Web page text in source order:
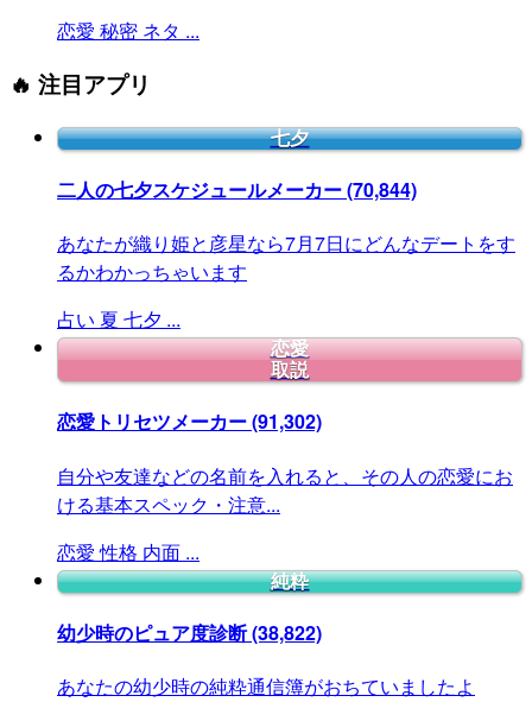
恋愛 秘密 ネタ ...
🔥 注目アプリ
七夕
二人の七夕スケジュールメーカー(70,844)
あなたが織り姫と彦星なら7月7日にどんなデートをす
るかわかっちゃいます
占い 夏 七夕 ...
恋愛
取説
恋愛トリセツメーカー(91,302)
自分や友達などの名前を入れると、その人の恋愛にお
ける基本スペック・注意...
恋愛 性格 内面 ...
純粋
幼少時のピュア度診断(38,822)
あなたの幼少時の純粋通信簿がおちていましたよ